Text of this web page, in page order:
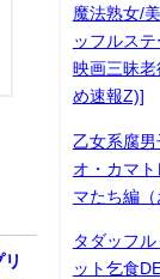
魔法熟女/
ッフルス
映画三昧
め速報Z)]
乙女系腐
オ・カマ
マたち編（
タダッフ
ット乞食